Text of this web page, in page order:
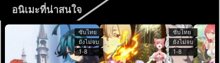
อนิเมะที่น่าสนใจ
ซับไทย
ยังไม่จบ
1-8
ซับไทย
ยังไม่จบ
1-8